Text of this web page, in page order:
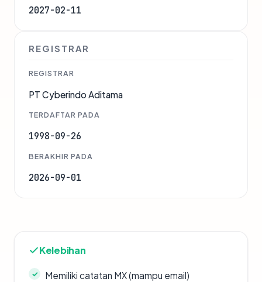
2027-02-11
REGISTRAR
REGISTRAR
PT Cyberindo Aditama
TERDAFTAR PADA
1998-09-26
BERAKHIR PADA
2026-09-01
Kelebihan
Memiliki catatan MX (mampu email)